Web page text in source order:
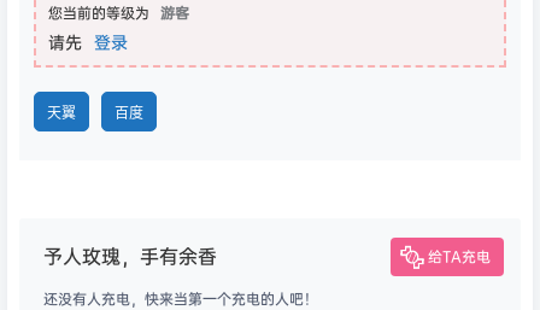
您当前的等级为 游客
请先 登录
天翼 百度
予人玫瑰，手有余香 给TA充电
还没有人充电，快来当第一个充电的人吧！